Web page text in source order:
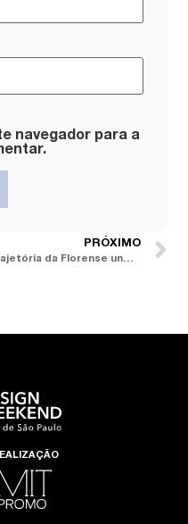
navegador para a
PRÓXIMO
Trajetória da Florense une design internacional, raízes italianas, tecnologia e visão de futuro